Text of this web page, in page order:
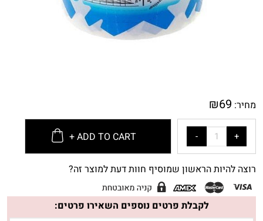
מחיר: ₪69
ADD TO CART +
רוצה להיות הראשון שמוסיף חוות דעת למוצר זה?
לקבלת פרטים נוספים השאירו פרטים: